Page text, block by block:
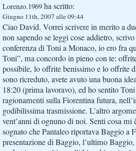
Lorenzo.1969 ha scritto:
Giugno 11th, 2007 alle 09:44
Ciao David. Vorrei scrivere in merito a
non sapendo se leggi cose addietro,
conferenza di Toni a Monaco, io ero fra
Toni”, ma concordo in pieno con te:
possibile, lo offrite benissimo e lo offrite
sono ricreduto, avete avuto una buona
18:20 (prima lavoravo), ed ho sentito
ragionamenti sulla Fiorentina futura,
godibilissima trasmissione. L’altro
vent’anni di ognuno di noi. Senti cosa mi
sognato che Pantaleo riportava Baggio a
presentazione di Baggio, l’ultimo